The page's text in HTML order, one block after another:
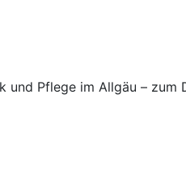
und Pflege im Allgäu – zum